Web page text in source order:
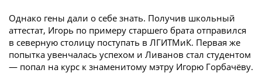
Однако гены дали о себе знать. Получив школьный
аттестат, Игорь по примеру старшего брата отправился
в северную столицу поступать в ЛГИТМиК. Первая же
попытка увенчалась успехом и Ливанов стал студентом
— попал на курс к знаменитому мэтру Игорю Горбачёву.